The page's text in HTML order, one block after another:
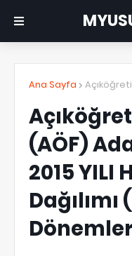
Ana Sayfa
(AÖF)
2015 YILI